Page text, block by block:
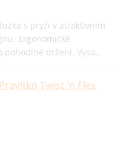
s pryží v atraktivním
Ergonomické
pohodlné držení. Vyso…
Twist 'n Flex